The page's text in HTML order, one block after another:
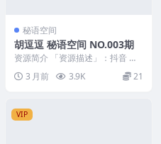
秘语空间
胡逗逗 秘语空间 NO.003期
资源简介 「资源描述」：抖音 胡
逗逗 秘语空间 NO.003期 【6P21
V】 ...3 月前 3.9K 21
VIP